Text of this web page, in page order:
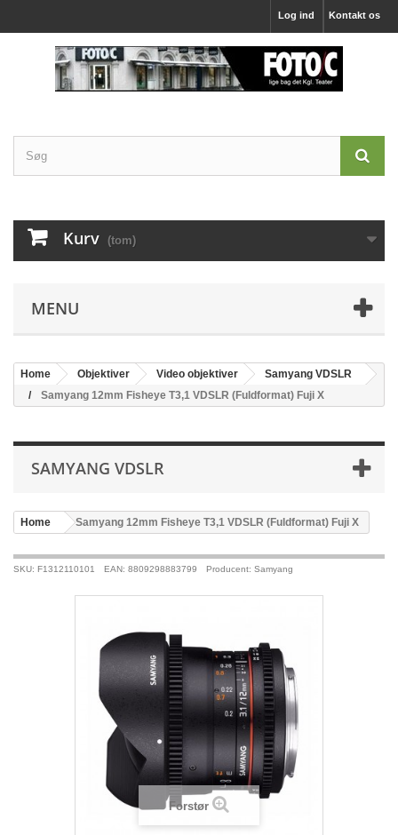
Kontakt os
Log ind
Kurv (tom)
MENU
Home Objektiver Video objektiver
Samyang VDSLR
Samyang 12mm Fisheye T3,1 VDSLR (Fuldformat) Fuji X
SAMYANG VDSLR
Home >Samyang 12mm Fisheye T3,1 VDSLR (Fuldformat) Fuji X
SKU: F1312110101 EAN: 8809298883799 Producent: Samyang
Forstør